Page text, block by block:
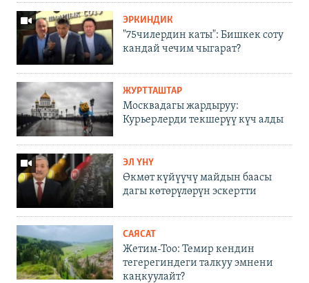
ЭРКИНДИК
"75чилердин каты": Бишкек соту
кандай чечим чыгарат?
ЖУРТТАШТАР
Москвадагы жардыруу:
Курьерлерди текшерүү күч алды
ЭЛ ҮНҮ
Өкмөт күйүүчү майдын баасы
дагы көтөрүлөрүн эскертти
САЯСАТ
Жетим-Тоо: Темир кендин
тегерегиндеги талкуу эмнени
каңкуулайт?